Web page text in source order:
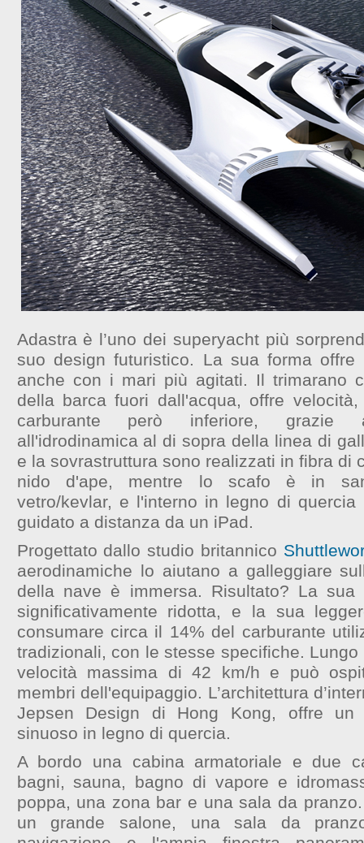
Adastra è l’uno dei superyacht più
suo design futuristico. La sua forma offre
anche con i mari più agitati. Il trimarano
della barca fuori dall'acqua, offre
carburante però inferiore, grazie
all'idrodinamica al di sopra della linea di
e la sovrastruttura sono realizzati in fibra di
nido d'ape, mentre lo scafo è in
vetro/kevlar, e l'interno in legno di quercia
guidato a distanza da un iPad.
Progettato dallo studio britannico
aerodinamiche lo aiutano a galleggiare
della nave è immersa. Risultato? La sua
significativamente ridotta, e la sua
consumare circa il 14% del carburante
tradizionali, con le stesse specifiche.
velocità massima di 42 km/h e può
membri dell'equipaggio. L’architettura
Jepsen Design di Hong Kong, offre un
sinuoso in legno di quercia.
A bordo una cabina armatoriale e due
bagni, sauna, bagno di vapore e
poppa, una zona bar e una sala da
un grande salone, una sala da